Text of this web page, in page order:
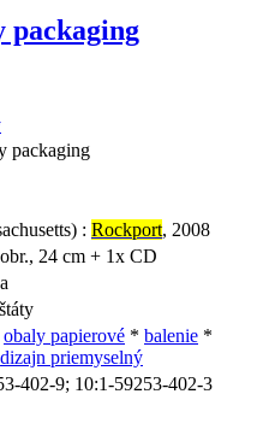
packaging
packaging
: Rockport, 2008
24 cm + 1x CD
obaly papierové * balenie *
dizajn priemyselný
402-9; 10:1-59253-402-3